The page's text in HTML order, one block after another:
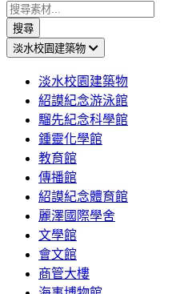
搜尋
淡水校園建築物
淡水校園建築物
紹謨紀念游泳館
騮先紀念科學館
鍾靈化學館
教育館
傳播館
紹謨紀念體育館
麗澤國際學舍
文學館
會文館
商管大樓